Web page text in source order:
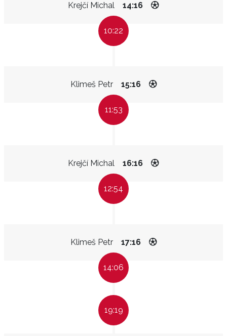
Krejčí Michal 14:16
10:22
Klimeš Petr 15:16
11:53
Krejčí Michal 16:16
12:54
Klimeš Petr 17:16
14:06
19:19